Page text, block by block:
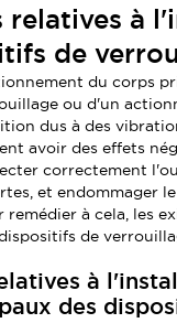
relatives à
de
du corps
ou d'un
dus à des
avoir des effets
correctement
et endommager
à cela, les
de
à
des